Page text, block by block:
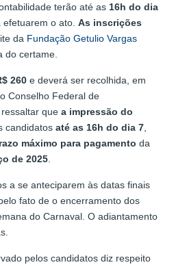
terão até as 16h do dia
o ato. As inscrições
da Fundação Getulio Vargas
do certame.
260 e deverá ser recolhida, em
Conselho Federal de
que a impressão do
candidatos até as 16h do dia 7
máximo para pagamento da
de 2025
a se anteciparem às datas finais
fato de o encerramento dos
do Carnaval. O adiantamento
pelos candidatos diz respeito